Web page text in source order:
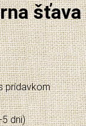
šťava
prídavkom
dni)